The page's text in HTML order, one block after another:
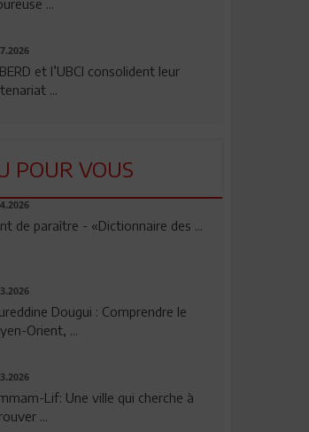
...
et l’UBCI consolident leur
...
POUR VOUS
de paraître - «Dictionnaire des ...
Dougui : Comprendre le
Orient, ...
Lif: Une ville qui cherche à
...